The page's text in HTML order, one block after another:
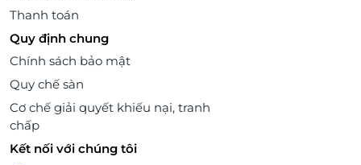
Thanh toán
Quy định chung
Chính sách bảo mật
Quy chế sàn
Cơ chế giải quyết khiếu nại, tranh
chấp
Kết nối với chúng tôi